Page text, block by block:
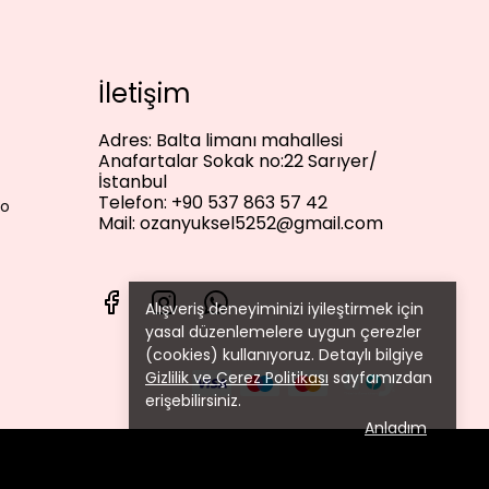
Alışveriş deneyiminizi iyileştirmek için
yasal düzenlemelere uygun çerezler
(cookies) kullanıyoruz. Detaylı bilgiye
Gizlilik ve Çerez Politikası sayfamızdan
erişebilirsiniz.
Anladım
İletişim
Adres: Balta limanı mahallesi
Anafartalar Sokak no:22 Sarıyer/
İstanbul
Telefon: +90 537 863 57 42
Mail: ozanyuksel5252@gmail.com